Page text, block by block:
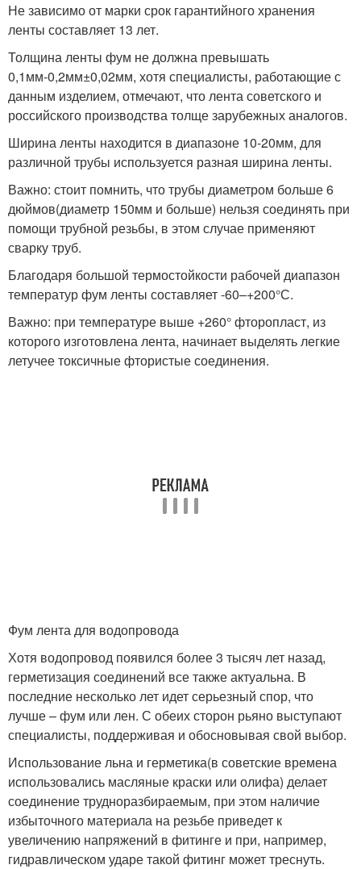
Не зависимо от марки срок гарантийного хранения
ленты составляет 13 лет.
Толщина ленты фум не должна превышать
0,1мм-0,2мм±0,02мм, хотя специалисты, работающие с
данным изделием, отмечают, что лента советского и
российского производства толще зарубежных аналогов.
Ширина ленты находится в диапазоне 10-20мм, для
различной трубы используется разная ширина ленты.
Важно: стоит помнить, что трубы диаметром больше 6
дюймов(диаметр 150мм и больше) нельзя соединять при
помощи трубной резьбы, в этом случае применяют
сварку труб.
Благодаря большой термостойкости рабочей диапазон
температур фум ленты составляет -60–+200°С.
Важно: при температуре выше +260° фторопласт, из
которого изготовлена лента, начинает выделять легкие
летучее токсичные фтористые соединения.
Фум лента для водопровода
Хотя водопровод появился более 3 тысяч лет назад,
герметизация соединений все также актуальна. В
последние несколько лет идет серьезный спор, что
лучше – фум или лен. С обеих сторон рьяно выступают
специалисты, поддерживая и обосновывая свой выбор.
Использование льна и герметика(в советские времена
использовались масляные краски или олифа) делает
соединение трудноразбираемым, при этом наличие
избыточного материала на резьбе приведет к
увеличению напряжений в фитинге и при, например,
гидравлическом ударе такой фитинг может треснуть.